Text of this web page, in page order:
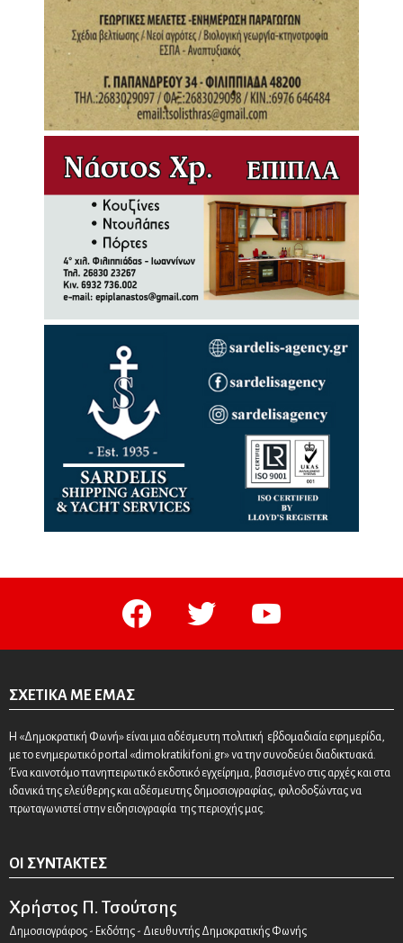
facebook twitter youtube
ΣΧΕΤΙΚΆ ΜΕ ΕΜΆΣ
Η «Δημοκρατική Φωνή» είναι μια αδέσμευτη πολιτική εβδομαδιαία εφημερίδα,
με το ενημερωτικό portal «dimokratikifoni.gr» να την συνοδεύει διαδικτυακά.
Ένα καινοτόμο πανηπειρωτικό εκδοτικό εγχείρημα, βασισμένο στις αρχές και στα
ιδανικά της ελεύθερης και αδέσμευτης δημοσιογραφίας, φιλοδοξώντας να
πρωταγωνιστεί στην ειδησιογραφία της περιοχής μας.
ΟΙ ΣΥΝΤΆΚΤΕΣ
Χρήστος Π. Τσούτσης
Δημοσιογράφος - Εκδότης - Διευθυντής Δημοκρατικής Φωνής